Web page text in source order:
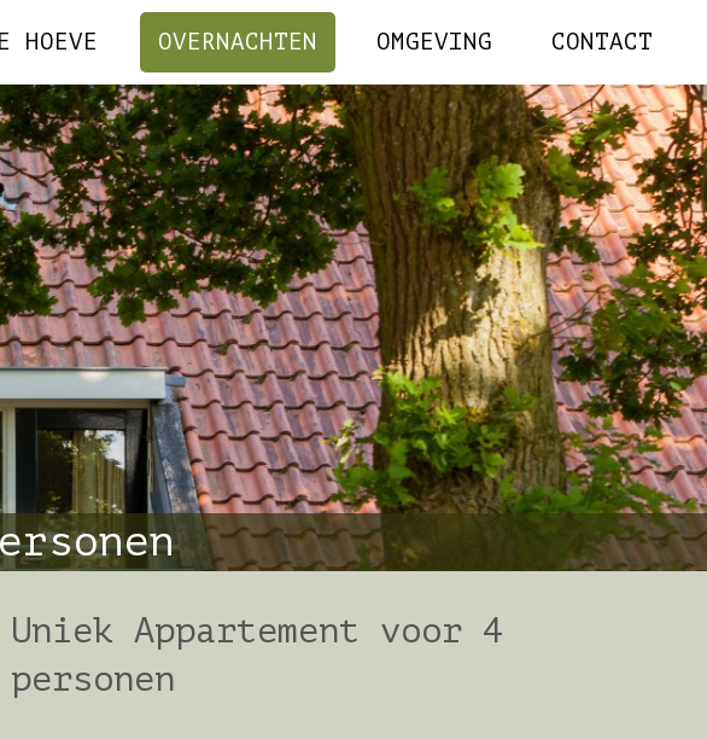
HOEVE OVERNACHTEN OMGEVING CONTACT
Uniek Appartement voor 4
personen